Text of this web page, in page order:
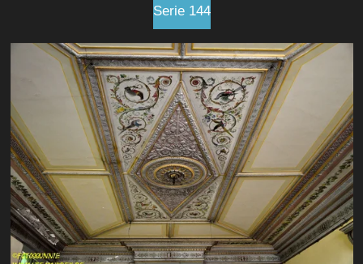
Serie 144